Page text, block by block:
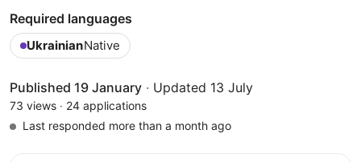
Required languages
UkrainianNative
Published 19 January · Updated 13 July
73 views · 24 applications
Last responded more than a month ago